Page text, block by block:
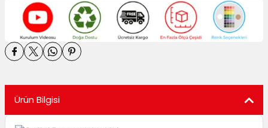
Kutular
Ürün Bilgisi